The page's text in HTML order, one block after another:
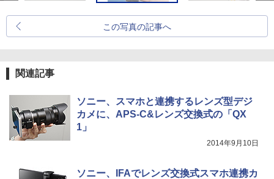
この写真の記事へ
関連記事
ソニー、スマホと連携するレンズ型デジ
カメに、APS-C&レンズ交換式の「QX
1」
2014年9月10日
ソニー、IFAでレンズ交換式スマホ連携カ